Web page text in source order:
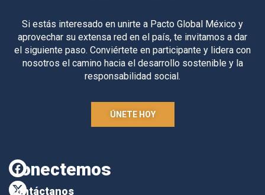
Si estás interesado en unirte a Pacto Global México y
aprovechar su extensa red en el país, te invitamos a dar
el siguiente paso. Conviértete en participante y lidera con
nosotros el camino hacia el desarrollo sostenible y la
responsabilidad social.
ÚNETE HOY
Conectemos
Contáctanos